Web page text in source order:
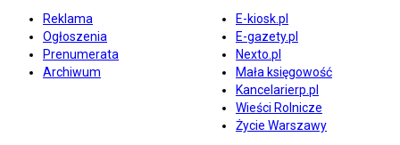
Reklama
Ogłoszenia
Prenumerata
Archiwum
E-kiosk.pl
E-gazety.pl
Nexto.pl
Mała księgowość
Kancelarierp.pl
Wieści Rolnicze
Życie Warszawy